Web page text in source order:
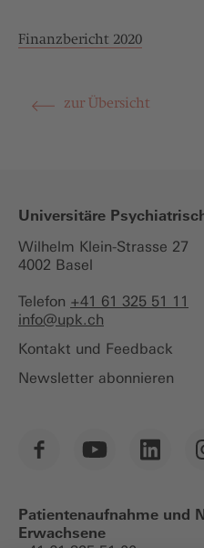
Finanzbericht 2020
zur Übersicht
Universitäre
Wilhelm Klein-Strasse 27
4002 Basel
Telefon +41 61 325 51 11
info@upk.ch
Kontakt und Feedback
Newsletter abonnieren
Patientenaufnahme und
Erwachsene